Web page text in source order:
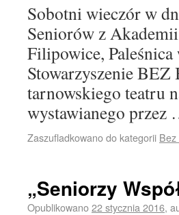
Sobotni wieczór w
Seniorów z
Filipowice,
Stowarzyszenie
tarnowskiego teatru
wystawianego przez
Zaszufladkowano do kategorii
„Seniorzy
Opublikowano22 stycznia 2016,